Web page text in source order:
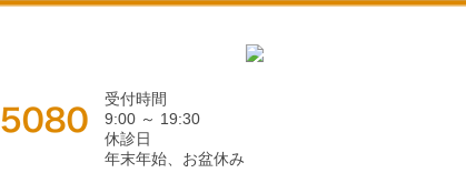
受付時間
9:00 ～ 19:30
休診日
年末年始、お盆休み